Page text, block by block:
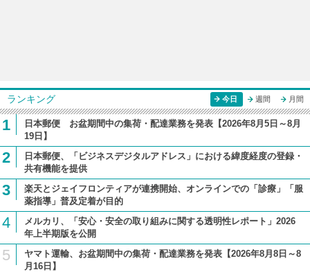
ランキング 今日 週間 月間
1
日本郵便 お盆期間中の集荷・配達業務を発表【2026年8月5日～8月
19日】
2
日本郵便、「ビジネスデジタルアドレス」における緯度経度の登録・
共有機能を提供
3
楽天とジェイフロンティアが連携開始、オンラインでの「診療」「服
薬指導」普及定着が目的
4
メルカリ、「安心・安全の取り組みに関する透明性レポート」2026
年上半期版を公開
5
ヤマト運輸、お盆期間中の集荷・配達業務を発表【2026年8月8日～8
月16日】